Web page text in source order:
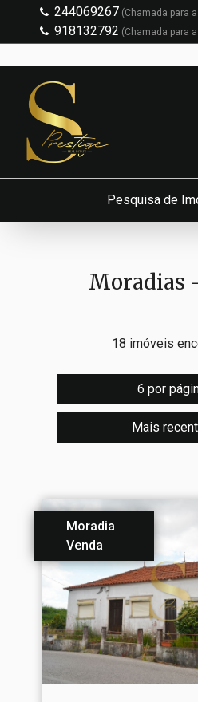
244069267 (Chamada para
918132792 (Chamada para
Pesquisa de
Moradias
18 imóveis
6 por
Mais
Moradia
Venda